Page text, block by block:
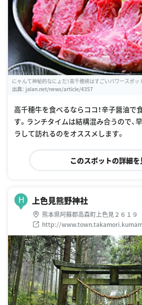
にゃんて神秘的なにょだ！高千穂峡はすごいパワースポッ
出典： jalan.net/news/article/4357
高千穂牛を食べるならココ！辛子醤油で
す。ランチタイムは結構混み合うので、
ラして訪れるのをオススメします。
このスポットの詳細を
H 上色見熊野神社
熊本県阿蘇郡高森町上色見２６１９
http://